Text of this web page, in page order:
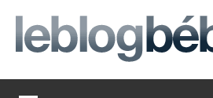
contenu
leblogbebe